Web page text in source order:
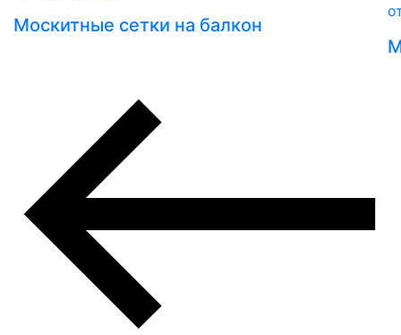
Москитные сетки на балкон